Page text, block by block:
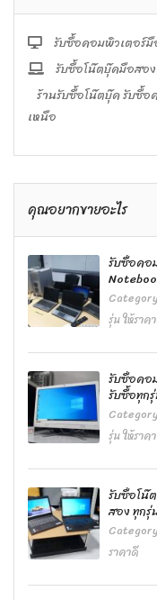
รับซื้อคอมพิวเตอร์มื
รับซื้อโน๊ตบุ๊คมือสอ
ร้านรับซื้อโน๊ตบุ๊ค รับซื้อ
เหนือ
คุณอยากขายอะไร
รับซื้อคอ
รุ่น ให้ราค
รับซื้อคอ
รับซื้อทุก
รุ่น ให้ราค
รับซื้อโน๊
สอง ทุกรุ่
ราคาดี